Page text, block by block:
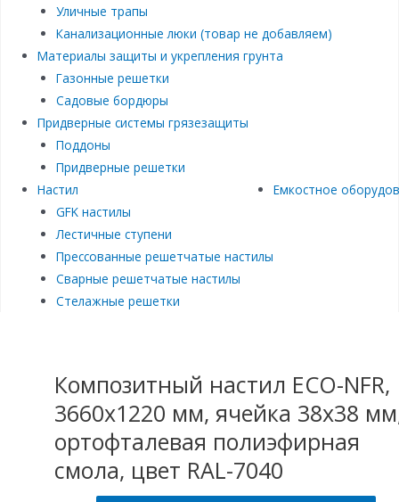
Уличные трапы
Канализационные люки (товар не добавляем)
Материалы защиты и укрепления грунта
Газонные решетки
Садовые бордюры
Придверные системы грязезащиты
Поддоны
Придверные решетки
Настил
GFK настилы
Лестичные ступени
Прессованные решетчатые настилы
Сварные решетчатые настилы
Стелажные решетки
Емкостное
Композитный настил ECO-NFR,
3660х1220 мм, ячейка 38х38
ортофталевая полиэфирная
смола, цвет RAL-7040